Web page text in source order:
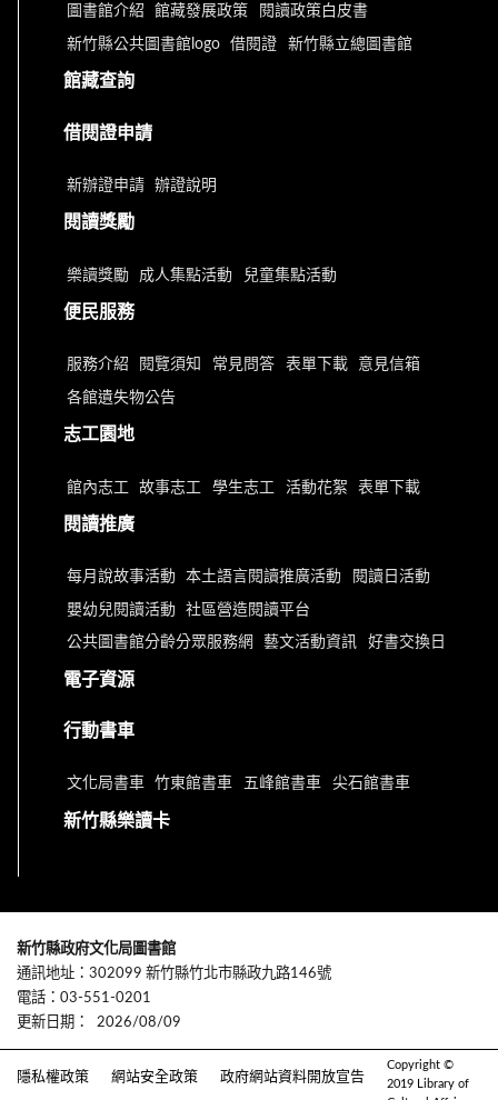
圖書館介紹 館藏發展政策 閱讀政策白皮書
新竹縣公共圖書館logo 借閱證 新竹縣立總圖書館
館藏查詢
借閱證申請
新辦證申請 辦證說明
閱讀獎勵
樂讀獎勵 成人集點活動 兒童集點活動
便民服務
服務介紹 閱覽須知 常見問答 表單下載 意見信箱
各館遺失物公告
志工園地
館內志工 故事志工 學生志工 活動花絮 表單下載
閱讀推廣
每月說故事活動 本土語言閱讀推廣活動 閱讀日活動
嬰幼兒閱讀活動 社區營造閱讀平台
公共圖書館分齡分眾服務網 藝文活動資訊 好書交換日
電子資源
行動書車
文化局書車 竹東館書車 五峰館書車 尖石館書車
新竹縣樂讀卡
新竹縣政府文化局圖書館
通訊地址：302099 新竹縣竹北市縣政九路146號
電話：03-551-0201
更新日期：
2026/08/09
隱私權政策 網站安全政策 政府網站資料開放宣告
Copyright ©
2019 Library of